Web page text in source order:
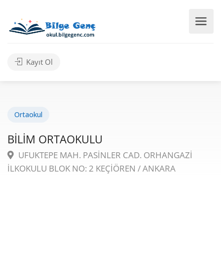
Kayıt Ol
Ortaokul
BİLİM ORTAOKULU
UFUKTEPE MAH. PASİNLER CAD. ORHANGAZİ
İLKOKULU BLOK NO: 2 KEÇİÖREN / ANKARA